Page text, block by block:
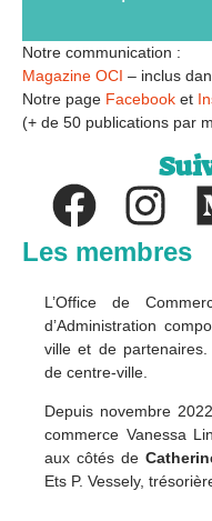
Notre communication :
Magazine OCI – inclus
Notre page Facebook et
(+ de 50 publications par
Les membres
L’Office de
d’Administration
ville et de
de centre-ville.
Depuis novembre
commerce Vanessa
aux côtés de
Ets P. Vessely,